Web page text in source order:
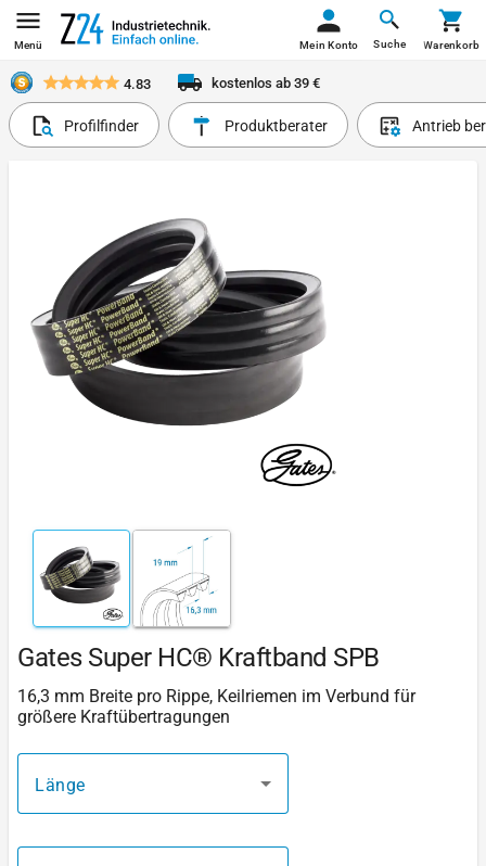
Menü Suche
Mein Konto Warenkorb
4.83 kostenlos ab 39 €
Profilfinder Produktberater Antrieb
Gates Super HC® Kraftband SPB
16,3 mm Breite pro Rippe, Keilriemen im Verbund für
größere Kraftübertragungen
Länge